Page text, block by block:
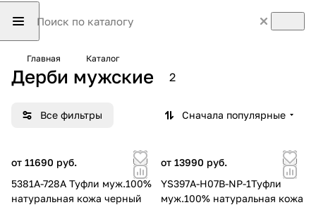
Главная Каталог
Дерби мужские 2
Все фильтры Сначала популярные
от 11690 руб.
5381A-728A Туфли муж.100%
натуральная кожа черный
от 13990 руб.
YS397A-H07B-NP-1Туфли
муж.100% натуральная кожа